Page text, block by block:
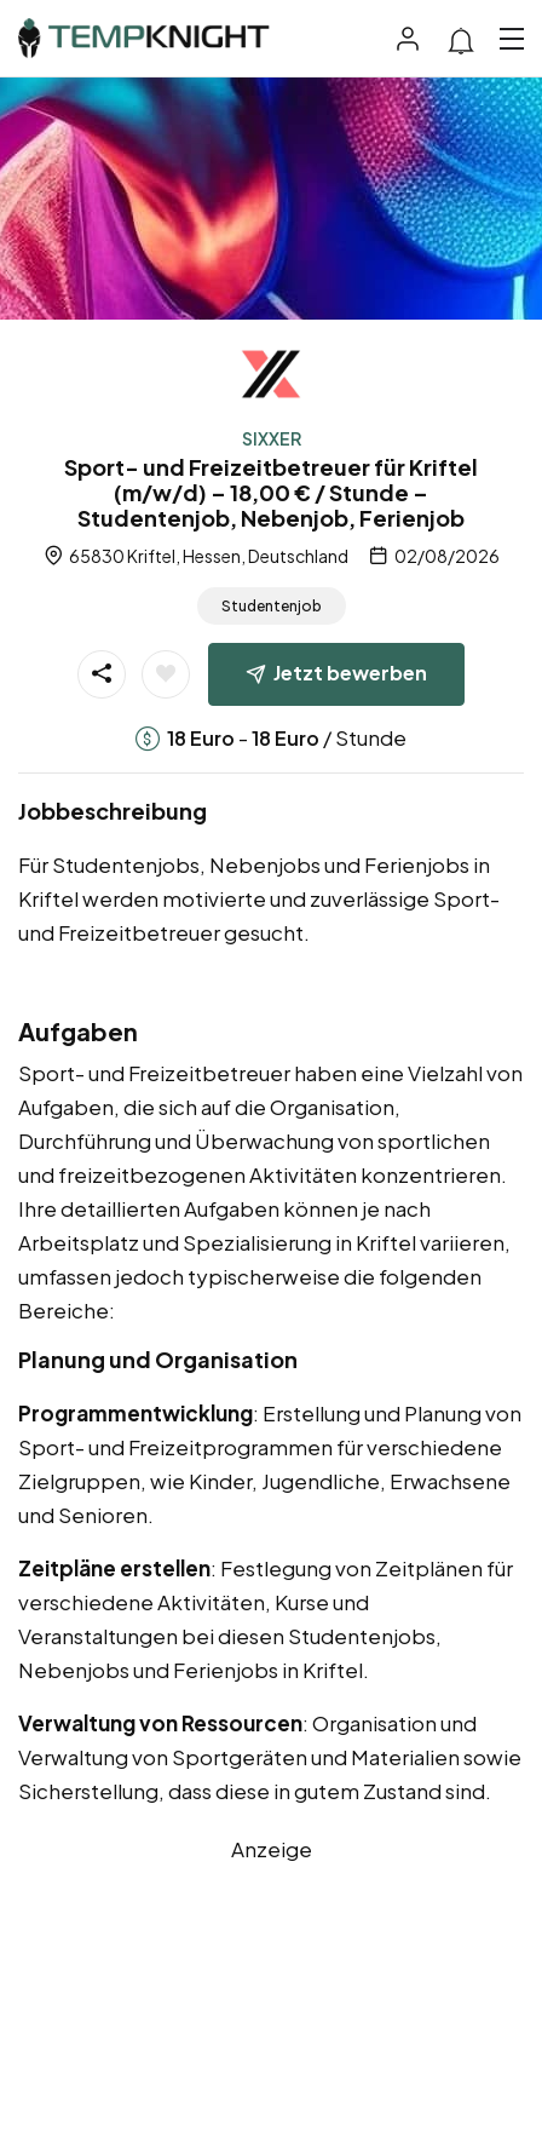
SIXXER
Sport- und Freizeitbetreuer für Kriftel
(m/w/d) – 18,00 € / Stunde –
Studentenjob, Nebenjob, Ferienjob
65830 Kriftel, Hessen, Deutschland 02/08/2026
Studentenjob
Jetzt bewerben
18 Euro -18 Euro / Stunde
Jobbeschreibung
Für Studentenjobs, Nebenjobs und Ferienjobs in
Kriftel werden motivierte und zuverlässige Sport-
und Freizeitbetreuer gesucht.
Aufgaben
Sport- und Freizeitbetreuer haben eine Vielzahl von
Aufgaben, die sich auf die Organisation,
Durchführung und Überwachung von sportlichen
und freizeitbezogenen Aktivitäten konzentrieren.
Ihre detaillierten Aufgaben können je nach
Arbeitsplatz und Spezialisierung in Kriftel variieren,
umfassen jedoch typischerweise die folgenden
Bereiche:
Planung und Organisation
Programmentwicklung: Erstellung und Planung von
Sport- und Freizeitprogrammen für verschiedene
Zielgruppen, wie Kinder, Jugendliche, Erwachsene
und Senioren.
Zeitpläne erstellen: Festlegung von Zeitplänen für
verschiedene Aktivitäten, Kurse und
Veranstaltungen bei diesen Studentenjobs,
Nebenjobs und Ferienjobs in Kriftel.
Verwaltung von Ressourcen: Organisation und
Verwaltung von Sportgeräten und Materialien sowie
Sicherstellung, dass diese in gutem Zustand sind.
Anzeige